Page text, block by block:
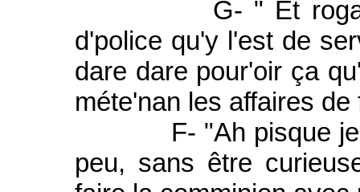
G- " Et rogars
d'police qu'y l'est de
dare dare pour'oir ça
méte'nan les affaires de
F- "Ah pisque je te
peu, sans être